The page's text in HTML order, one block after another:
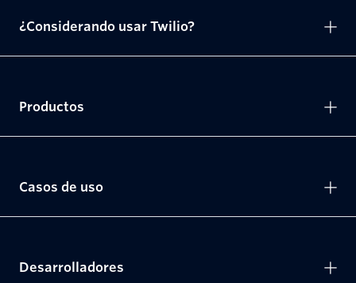
¿Considerando usar Twilio?
Productos
Casos de uso
Desarrolladores